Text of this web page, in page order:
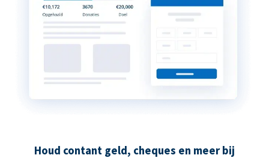
Houd contant geld, cheques en meer bij